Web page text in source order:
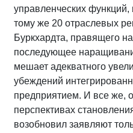
управленческих
тому же 20 отраслевых
Буркхардта, правящего
последующее
мешает адекватного
убеждений
предприятием. И все же,
перспективах
возобновил заявляют